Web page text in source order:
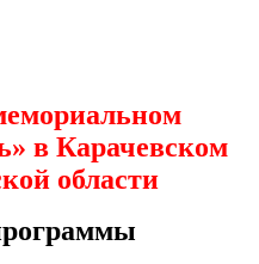
в Карачевском
области